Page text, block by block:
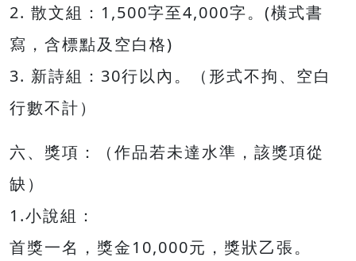
2. 散文組：1,500字至4,000字。(橫式書
寫，含標點及空白格)
3. 新詩組：30行以內。（形式不拘、空白
行數不計）
六、獎項：（作品若未達水準，該獎項從
缺）
1.小說組：
首獎一名，獎金10,000元，獎狀乙張。